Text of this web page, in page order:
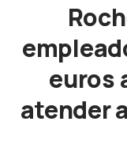
euros
atender